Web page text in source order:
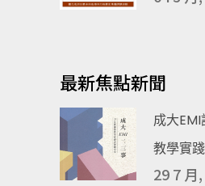
最新焦點新聞
成大
教學實
29 7 月